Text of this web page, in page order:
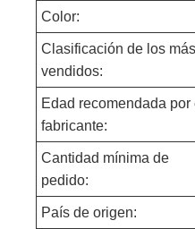
Color:
Clasificación de los más
vendidos:
Edad recomendada por
fabricante:
Cantidad mínima de
pedido:
País de origen: